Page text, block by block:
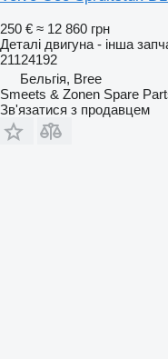
250 € ≈ 12 860 грн
Деталі двигуна - інша
21124192
Бельгія, Bree
Smeets & Zonen Spare
Зв'язатися з продавцем